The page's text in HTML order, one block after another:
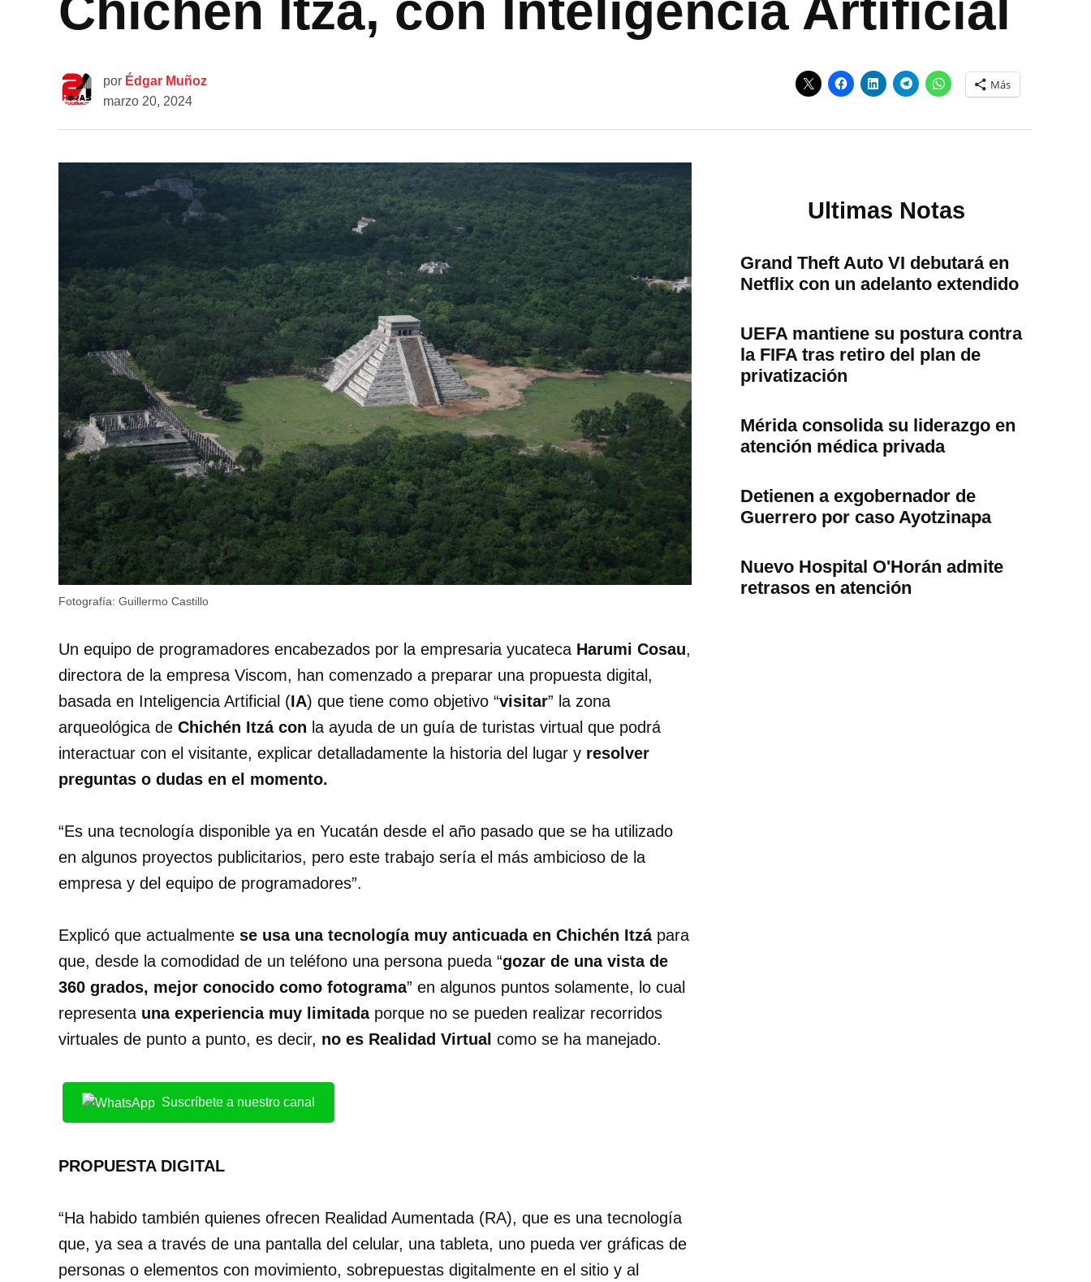
por Édgar Muñoz
marzo 20, 2024
Más
Fotografía: Guillermo Castillo
Un equipo de programadores encabezados por la empresaria yucateca Harumi Cosau,
directora de la empresa Viscom, han comenzado a preparar una propuesta digital,
basada en Inteligencia Artificial (IA) que tiene como objetivo “visitar” la zona
arqueológica de Chichén Itzá con la ayuda de un guía de turistas virtual que podrá
interactuar con el visitante, explicar detalladamente la historia del lugar y resolver
preguntas o dudas en el momento.
“Es una tecnología disponible ya en Yucatán desde el año pasado que se ha utilizado
en algunos proyectos publicitarios, pero este trabajo sería el más ambicioso de la
empresa y del equipo de programadores”.
Explicó que actualmente se usa una tecnología muy anticuada en Chichén Itzápara
que, desde la comodidad de un teléfono una persona pueda “gozar de una vista de
360 grados, mejor conocido como fotograma” en algunos puntos solamente, lo cual
representa una experiencia muy limitadaporque no se pueden realizar recorridos
virtuales de punto a punto, es decir, no es Realidad Virtual como se ha manejado.
Suscríbete a nuestro canal
PROPUESTA DIGITAL
“Ha habido también quienes ofrecen Realidad Aumentada (RA), que es una tecnología
que, ya sea a través de una pantalla del celular, una tableta, uno pueda ver gráficas de
personas o elementos con movimiento, sobrepuestas digitalmente en el sitio y al
Ultimas Notas
Grand Theft Auto VI debutará en
Netflix con un adelanto extendido
UEFA mantiene su postura contra
la FIFA tras retiro del plan de
privatización
Mérida consolida su liderazgo en
atención médica privada
Detienen a exgobernador de
Guerrero por caso Ayotzinapa
Nuevo Hospital O'Horán admite
retrasos en atención